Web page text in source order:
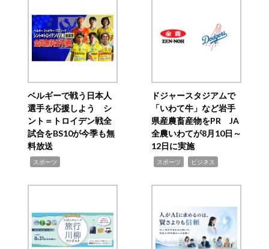
ベルギーで戦う日本人
選手を応援しよう シ
ント＝トロイデン戦全
試合をBS10が今季も無
料放送
スポーツ
ドジャースタジアムで
「いわて牛」など岩手
県産農畜産物をPR JA
全農いわてが8月10日～
12日に実施
スポーツ ビジネス